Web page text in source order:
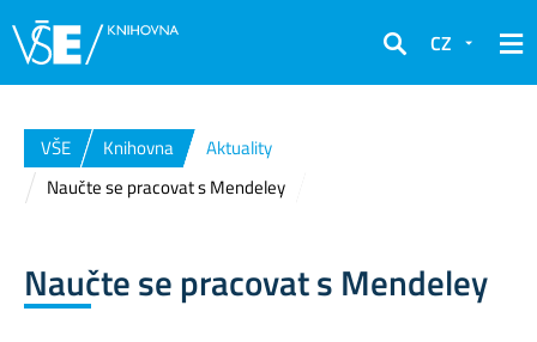
Hledat
CZ
VŠE Knihovna
Aktuality
Naučte se pracovat s Mendeley
Naučte se pracovat s Mendeley